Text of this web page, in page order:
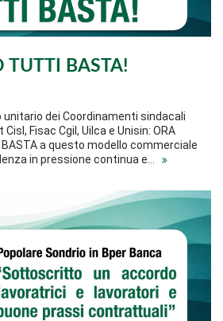
TUTTI BASTA!
dei Coordinamenti sindacali
Cisl, Fisac Cgil, Uilca e Unisin: ORA
BASTA a questo modello commerciale
in pressione continua e…